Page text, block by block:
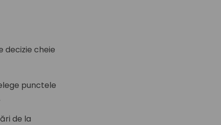
decizie cheie
punctele
de la